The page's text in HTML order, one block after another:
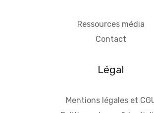
Ressources média
Contact
Légal
Mentions légales et